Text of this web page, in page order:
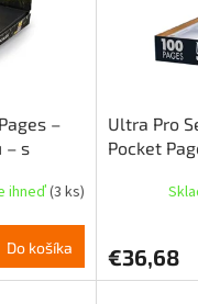
–
– s
ihneď(3 ks)
Do košíka
Ultra Pro
Pocket
€36,68